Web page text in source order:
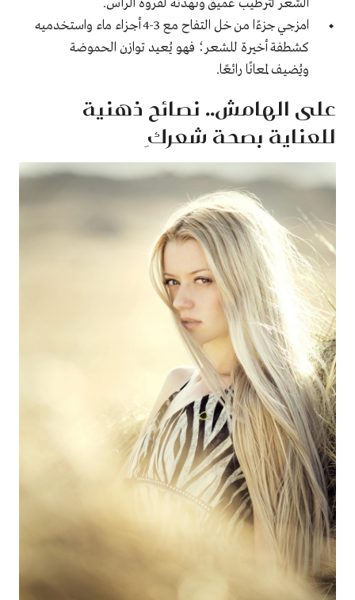
الشعر لترطيب عميق وتهدئة لفروة الرأس.
امزجي جزءًا من خل التفاح مع 3-4 أجزاء ماء واستخدميه
كشطفة أخيرة للشعر؛ فهو يُعيد توازن الحموضة
ويُضيف لمعانًا رائعًا.
على الهامش.. نصائح ذهنية
للعناية بصحة شعركِ